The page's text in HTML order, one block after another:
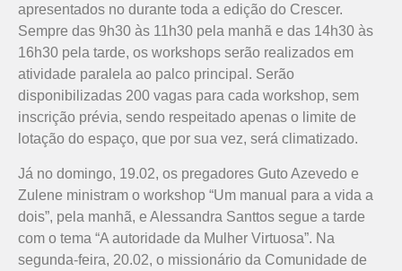
apresentados no durante toda a edição do Crescer.
Sempre das 9h30 às 11h30 pela manhã e das 14h30 às
16h30 pela tarde, os workshops serão realizados em
atividade paralela ao palco principal. Serão
disponibilizadas 200 vagas para cada workshop, sem
inscrição prévia, sendo respeitado apenas o limite de
lotação do espaço, que por sua vez, será climatizado.
Já no domingo, 19.02, os pregadores Guto Azevedo e
Zulene ministram o workshop “Um manual para a vida a
dois”, pela manhã, e Alessandra Santtos segue a tarde
com o tema “A autoridade da Mulher Virtuosa”. Na
segunda-feira, 20.02, o missionário da Comunidade de